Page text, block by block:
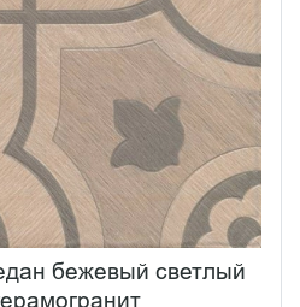
бежевый светлый